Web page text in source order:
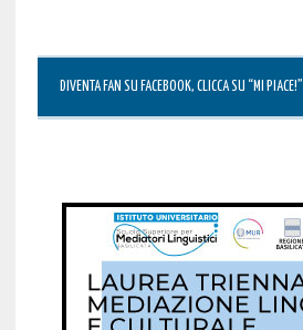
DIVENTA FAN SU FACEBOOK, CLICCA SU “MI PIACE!”